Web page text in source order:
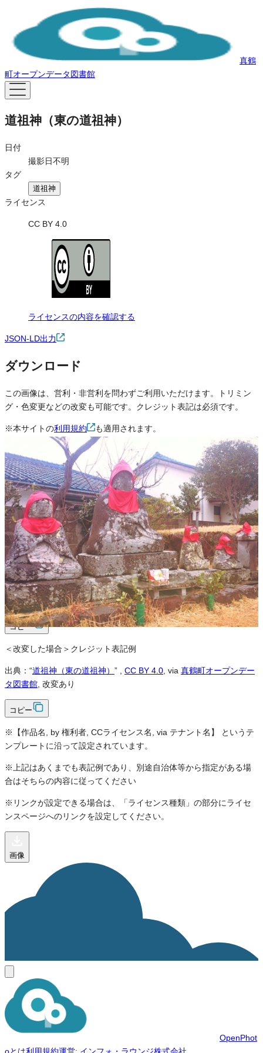
真鶴
町オープンデータ図書館
道祖神（東の道祖神）
日付
撮影日不明
タグ
道祖神
ライセンス
CC BY 4.0
ライセンスの内容を確認する
JSON-LD出力
ダウンロード
この画像は、営利・非営利を問わずご利用いただけます。トリミン
グ・色変更などの改変も可能です。クレジット表記は必須です。
※本サイトの利用規約 も適用されます。
営利利用
可
改変
可
クレジット表記
必須
クレジット表記例
出典：“道祖神（東の道祖神）”,CC BY 4.0, via真鶴町オープンデー
タ図書館
コピー
＜改変した場合＞クレジット表記例
出典：“道祖神（東の道祖神） ” CC BY 4.0 , via 真鶴町オープンデー
タ図書館 , 改変あり
コピー
※【作品名, by 権利者, CCライセンス名, via テナント名】 というテ
ンプレートに沿って設定されています。
※上記はあくまでも表記例であり、別途自治体等から指定がある場
合はそちらの内容に従ってください
※リンクが設定できる場合は、「ライセンス種類」の部分にライセ
ンスページへのリンクを設定してください。
画像
OpenPhot